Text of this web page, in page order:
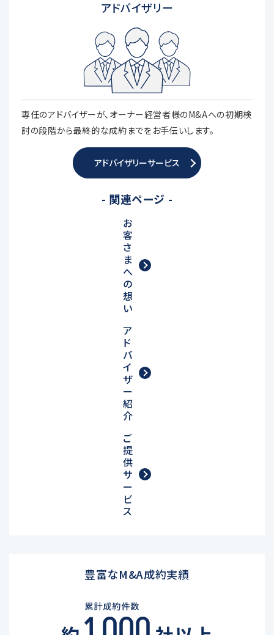
アドバイザリー
専任のアドバイザーが、オーナー経営者様のM&Aへの初期検
討の段階から最終的な成約までをお手伝いします。
アドバイザリーサービス
- 関連ページ -
お
客
さ
ま
へ
の
想
い
ア
ド
バ
イ
ザ
ー
紹
介
ご
提
供
サ
ー
ビ
ス
豊富なM&A成約実績